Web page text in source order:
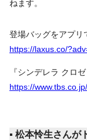
ねます。
登場バッグをアプリ
https://laxus.co/
『シンデレラ クロゼ
https://
▪️ 松本怜生さんが